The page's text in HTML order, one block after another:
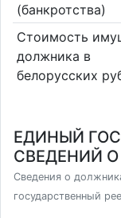
(банкротства)
Стоимость
должника в
белорусских
ЕДИНЫЙ
СВЕДЕНИЙ О
Сведения о
государственный